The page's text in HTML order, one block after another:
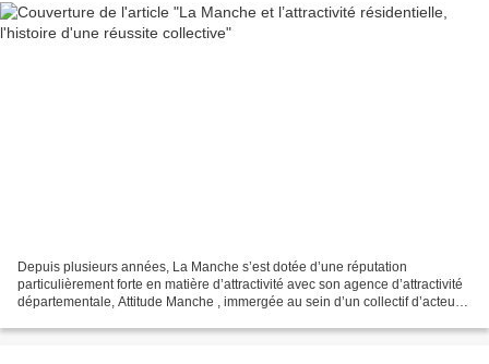
Depuis plusieurs années, La Manche s’est dotée d’une réputation
particulièrement forte en matière d’attractivité avec son agence d’attractivité
départementale, Attitude Manche , immergée au sein d’un collectif d’acteurs